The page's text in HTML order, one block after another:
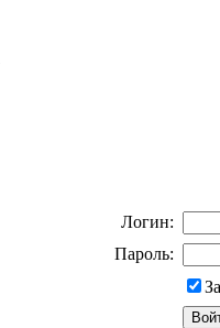
Логин:
Пароль: